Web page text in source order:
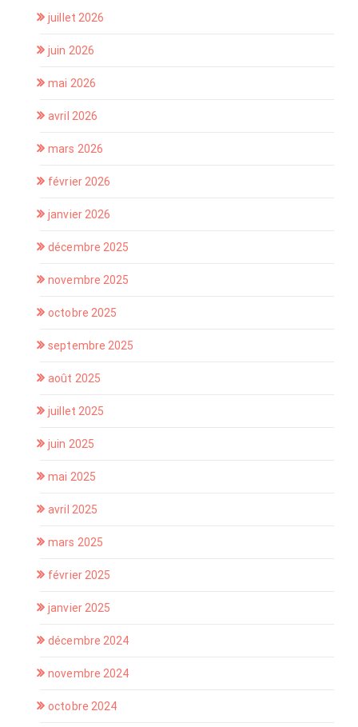
juillet 2026
juin 2026
mai 2026
avril 2026
mars 2026
février 2026
janvier 2026
décembre 2025
novembre 2025
octobre 2025
septembre 2025
août 2025
juillet 2025
juin 2025
mai 2025
avril 2025
mars 2025
février 2025
janvier 2025
décembre 2024
novembre 2024
octobre 2024